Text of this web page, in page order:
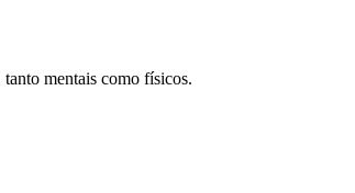
mentais como físicos.